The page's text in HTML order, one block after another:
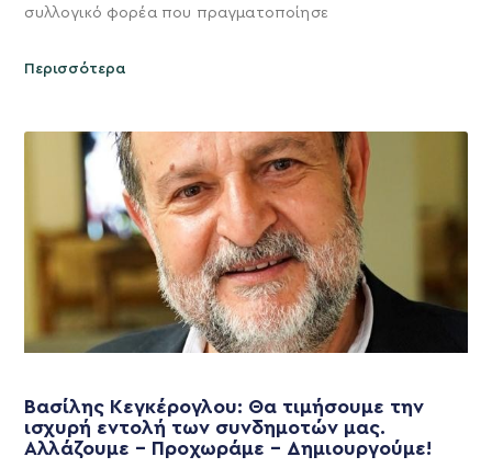
συλλογικό φορέα που πραγματοποίησε
Περισσότερα
Βασίλης Κεγκέρογλου: Θα τιμήσουμε την
ισχυρή εντολή των συνδημοτών μας.
Αλλάζουμε – Προχωράμε – Δημιουργούμε!